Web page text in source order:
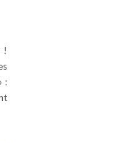
!
: